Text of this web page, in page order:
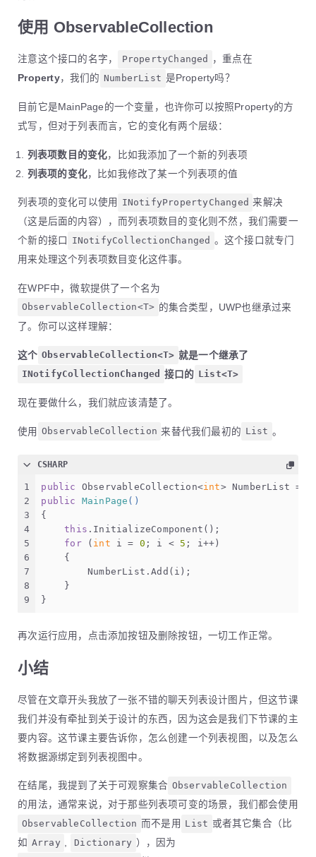
使用 ObservableCollection
注意这个接口的名字， PropertyChanged
，重点在
Property，我们的 NumberList 是Property吗？
目前它是MainPage的一个变量，也许你可以按照Property的方
式写，但对于列表而言，它的变化有两个层级：
列表项数目的变化，比如我添加了一个新的列表项
列表项的变化，比如我修改了某一个列表项的值
列表项的变化可以使用 INotifyPropertyChanged 来解决
（这是后面的内容），而列表项数目的变化则不然，我们需要一
个新的接口
INotifyCollectionChanged 。这个接口就专门
用来处理这个列表项数目变化这件事。
在WPF中，微软提供了一个名为
ObservableCollection<T> 的集合类型，UWP也继承过来
了。你可以这样理解：
这个 ObservableCollection<T> 就是一个继承了
INotifyCollectionChanged 接口的 List<T>
现在要做什么，我们就应该清楚了。
使用 ObservableCollection 来替代我们最初的 List 。
CSHARP
1
2
3
4
5
6
7
8
9
public ObservableCollection<int> NumberList =
public
MainPage ()
{
this .InitializeComponent();
for ( int i = 0 ; i < 5 ; i++)
    {
        NumberList.Add(i);
    }
}
再次运行应用，点击添加按钮及删除按钮，一切工作正常。
小结
尽管在文章开头我放了一张不错的聊天列表设计图片，但这节课
我们并没有牵扯到关于设计的东西，因为这会是我们下节课的主
要内容。这节课主要告诉你，怎么创建一个列表视图，以及怎么
将数据源绑定到列表视图中。
在结尾，我提到了关于可观察集合 ObservableCollection
的用法，通常来说，对于那些列表项可变的场景，我们都会使用
ObservableCollection 而不是用 List 或者其它集合（比
如 Array , Dictionary ），因为